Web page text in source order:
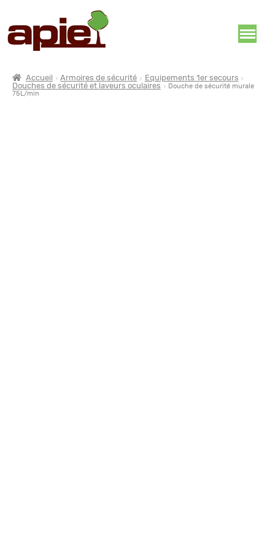
Accueil Armoires de sécurité
Equipements 1er secours
Douches de sécurité et laveurs oculaires
Douche de sécurité murale
75L/min